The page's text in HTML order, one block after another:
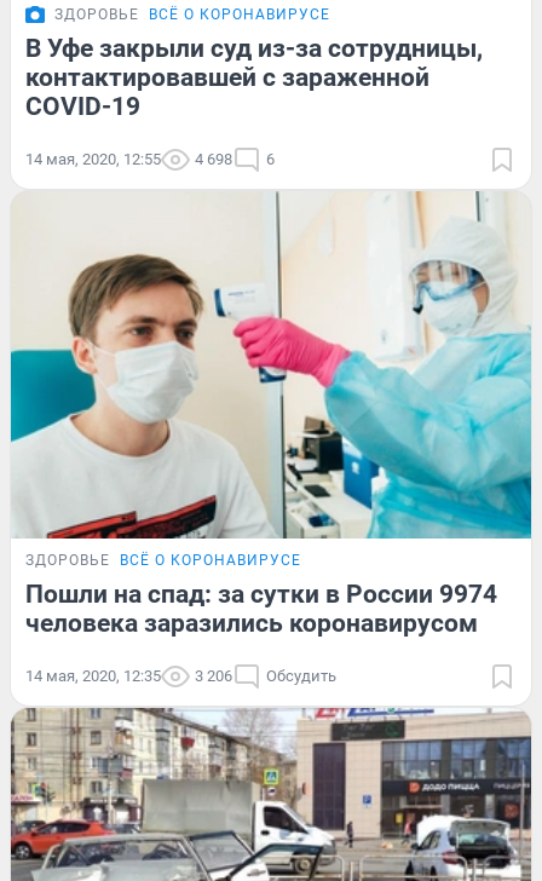
ЗДОРОВЬЕ ВСЁ О КОРОНАВИРУСЕ
В Уфе закрыли суд из-за сотрудницы,
контактировавшей с зараженной
COVID-19
14 мая, 2020, 12:55 4 698 6
ЗДОРОВЬЕ ВСЁ О КОРОНАВИРУСЕ
Пошли на спад: за сутки в России 9974
человека заразились коронавирусом
14 мая, 2020, 12:35 3 206 Обсудить